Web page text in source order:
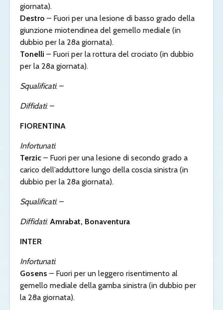
giornata).
Destro – Fuori per una lesione di basso grado della
giunzione miotendinea del gemello mediale (in
dubbio per la 28a giornata).
Tonelli – Fuori per la rottura del crociato (in dubbio
per la 28a giornata).
Squalificati: –
Diffidati: –
FIORENTINA
Infortunati:
Terzic – Fuori per una lesione di secondo grado a
carico dell’adduttore lungo della coscia sinistra (in
dubbio per la 28a giornata).
Squalificati: –
Diffidati: Amrabat, Bonaventura
INTER
Infortunati:
Gosens – Fuori per un leggero risentimento al
gemello mediale della gamba sinistra (in dubbio per
la 28a giornata).